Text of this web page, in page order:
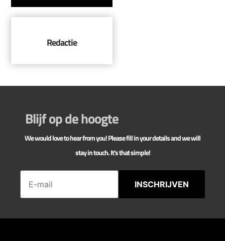
Redactie
Blijf op de hoogte
We would love to hear from you! Please fill in your details and we will
stay in touch. It's that simple!
INSCHRIJVEN